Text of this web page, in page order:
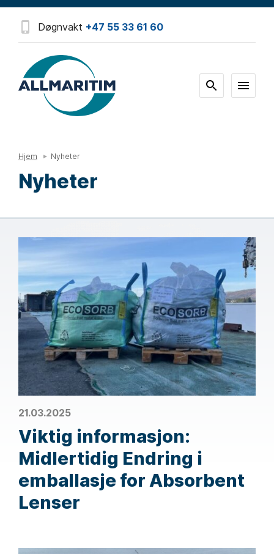
Døgnvakt +47 55 33 61 60
Hjem Nyheter
Nyheter
21.03.2025
Viktig informasjon:
Midlertidig Endring i
emballasje for Absorbent
Lenser